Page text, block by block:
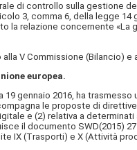
di controllo sulla gestione
3, comma 6, della legge
la relazione concernente
V Commissione (Bilancio) e
europea.
gennaio 2016, ha
le proposte di
e (2) relativa a
il documento SWD(2015)
IX (Trasporti) e X (Attività